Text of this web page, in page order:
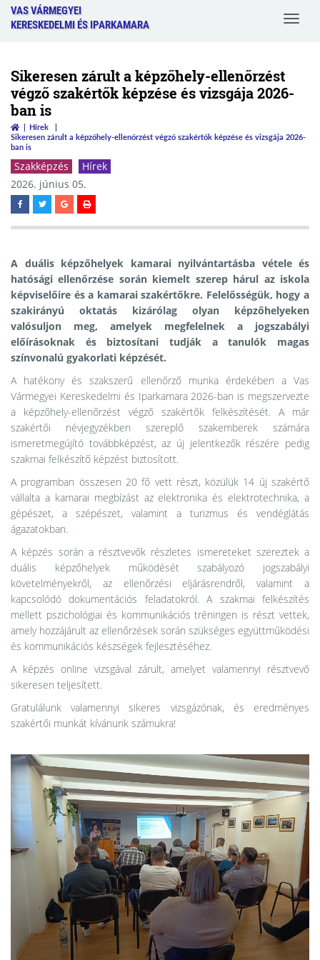
VAS VÁRMEGYEI
KERESKEDELMI ÉS IPARKAMARA
Toggle
Sikeresen zárult a képzőhely-ellenőrzést
végző szakértők képzése és vizsgája 2026-
ban is
Hírek
Sikeresen zárult a képzőhely-ellenőrzést végző szakértők képzése és vizsgája 2026-
ban is
Szakképzés
Hírek
2026. június 05.
A duális képzőhelyek kamarai nyilvántartásba vétele és
hatósági ellenőrzése során kiemelt szerep hárul az iskola
képviselőire és a kamarai szakértőkre. Felelősségük, hogy a
szakirányú oktatás kizárólag olyan képzőhelyeken
valósuljon meg, amelyek megfelelnek a jogszabályi
előírásoknak és biztosítani tudják a tanulók magas
színvonalú gyakorlati képzését.
A hatékony és szakszerű ellenőrző munka érdekében a Vas
Vármegyei Kereskedelmi és Iparkamara 2026-ban is megszervezte
a képzőhely-ellenőrzést végző szakértők felkészítését. A már
szakértői névjegyzékben szereplő szakemberek számára
ismeretmegújító továbbképzést, az új jelentkezők részére pedig
szakmai felkészítő képzést biztosított.
A programban összesen 20 fő vett részt, közülük 14 új szakértő
vállalta a kamarai megbízást az elektronika és elektrotechnika, a
gépészet, a szépészet, valamint a turizmus és vendéglátás
ágazatokban.
A képzés során a résztvevők részletes ismereteket szereztek a
duális képzőhelyek működését szabályozó jogszabályi
követelményekről, az ellenőrzési eljárásrendről, valamint a
kapcsolódó dokumentációs feladatokról. A szakmai felkészítés
mellett pszichológiai és kommunikációs tréningen is részt vettek,
amely hozzájárult az ellenőrzések során szükséges együttműködési
és kommunikációs készségek fejlesztéséhez.
A képzés online vizsgával zárult, amelyet valamennyi résztvevő
sikeresen teljesített.
Gratulálunk valamennyi sikeres vizsgázónak, és eredményes
szakértői munkát kívánunk számukra!